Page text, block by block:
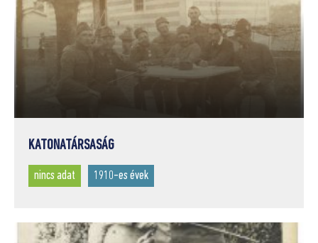
KATONATÁRSASÁG
nincs adat 1910-es évek